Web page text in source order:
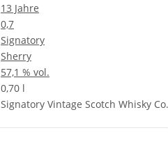
13 Jahre
0,7
Signatory
Sherry
57,1 % vol.
0,70 l
Signatory Vintage Scotch Whisky